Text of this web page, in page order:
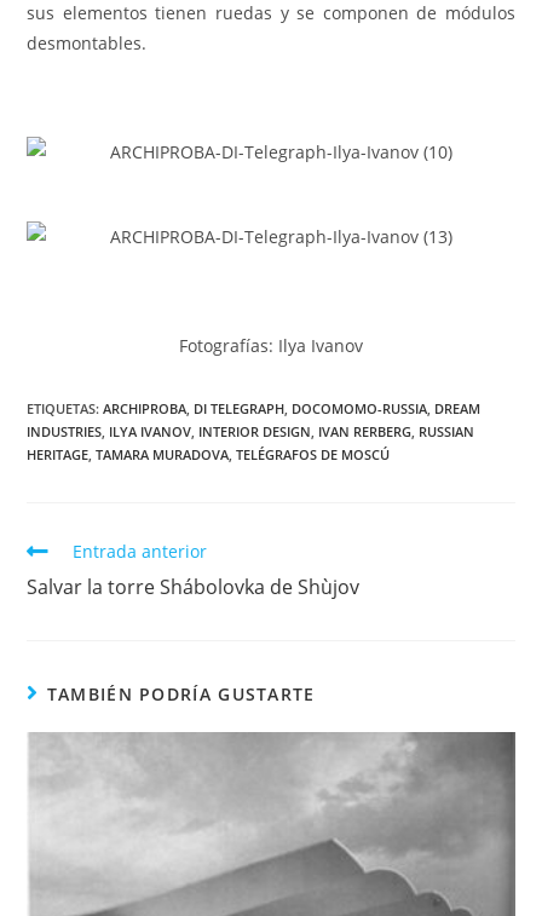
sus elementos tienen ruedas y se componen de módulos
desmontables.
Fotografías: Ilya Ivanov
ETIQUETAS:ARCHIPROBA DI TELEGRAPH DOCOMOMO-RUSSIA DREAM
INDUSTRIES ILYA IVANOV INTERIOR DESIGN IVAN RERBERG RUSSIAN
HERITAGE TAMARA MURADOVA TELÉGRAFOS DE MOSCÚ
Entrada anterior
Salvar la torre Shábolovka de Shùjov
TAMBIÉN PODRÍA GUSTARTE